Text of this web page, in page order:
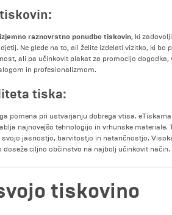
izjemno raznovrstno ponudbo tiskovin, ki
Ne glede na to, ali želite izdelati vizitko, ki bo
ali pa učinkovit plakat za promocijo dogodka,
in profesionalizmom.
tiska:
pomena pri ustvarjanju dobrega vtisa.
najnovejšo tehnologijo in vrhunske materiale.
jasnostjo, barvitostjo in natančnostjo.
doseže ciljno občinstvo na najbolj učinkovit način.
tiskovino